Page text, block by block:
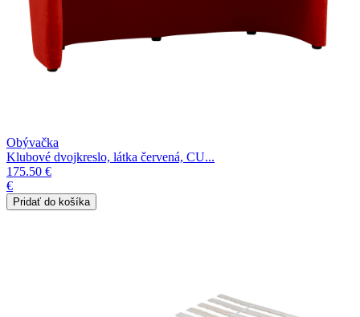
Obývačka
Klubové dvojkreslo, látka červená, CU...
175.50 €
€